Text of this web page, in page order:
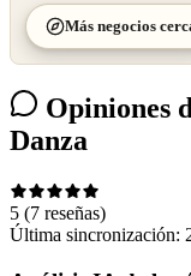
Más negocios
Opiniones
Danza
5 (7 reseñas)
Última sincronización: